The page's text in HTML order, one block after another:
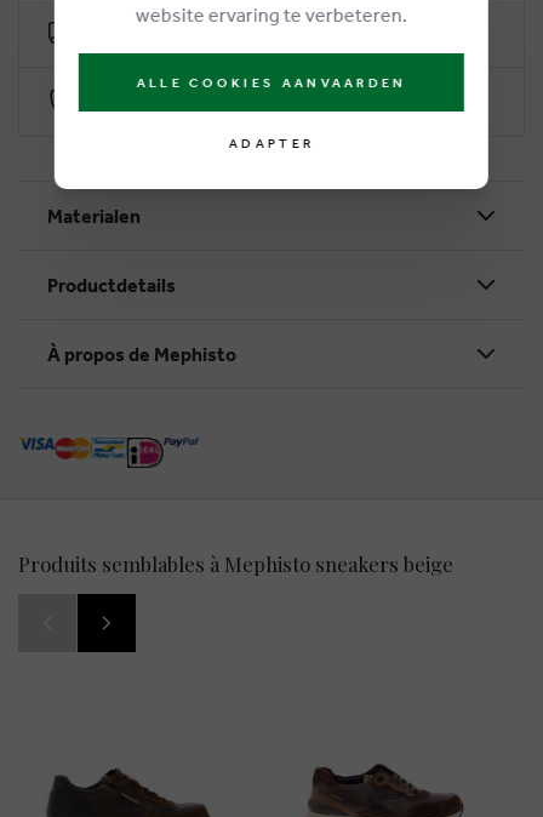
Livraison gratuite dès €50
Materialen
Productdetails
À propos de Mephisto
Produits semblables à Mephisto sneakers beige
website ervaring te verbeteren.
ALLE COOKIES AANVAARDEN
ADAPTER